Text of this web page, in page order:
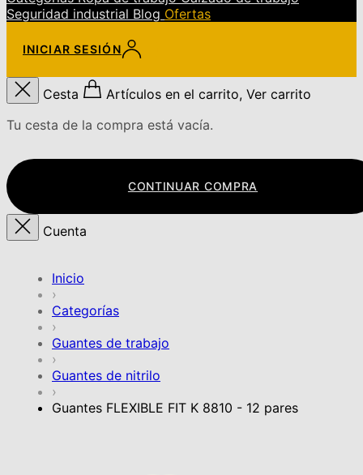
Seguridad industrial Blog Ofertas
INICIAR SESIÓN
Cesta
Artículos en el carrito, Ver carrito
Tu cesta de la compra está vacía.
CONTINUAR COMPRA
Cuenta
Inicio
›
Categorías
›
Guantes de trabajo
›
Guantes de nitrilo
›
Guantes FLEXIBLE FIT K 8810 - 12 pares